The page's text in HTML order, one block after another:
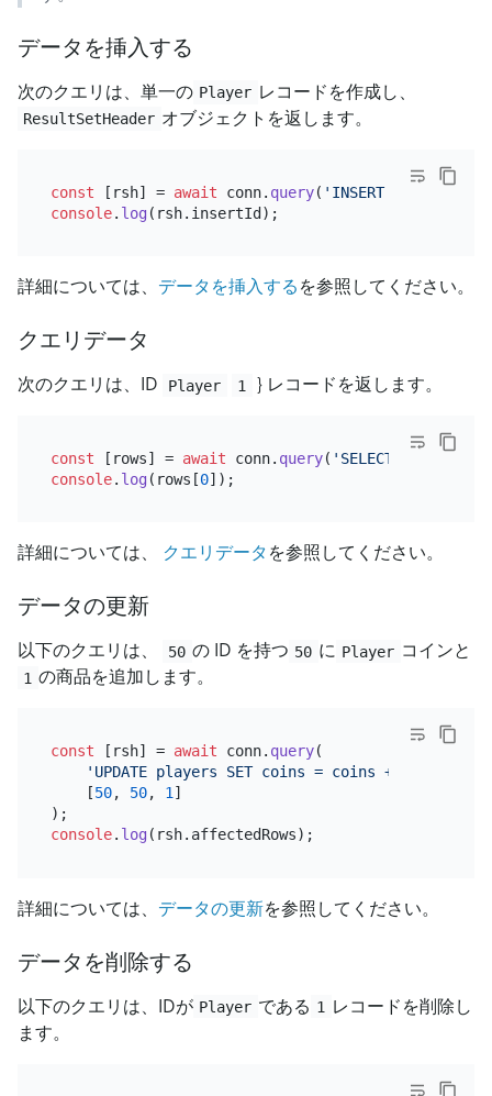
データを挿入する
次のクエリは、単一の Player レコードを作成し、
ResultSetHeader オブジェクトを返します。
const [rsh] = await conn. query( 'INSERT INTO
console. log(rsh. insertId
詳細については、 データを挿入する を参照してください。
クエリデータ
次のクエリは、ID Player 1 } レコードを返します。
const [rows] = await conn. query( 'SELECT id, coins,
console. log(rows[0
詳細については、 クエリデータ を参照してください。
データの更新
以下のクエリは、 50 の ID を持つ 50 に Player コインと
1 の商品を追加します。
const [rsh] = await conn. query(
'UPDATE players SET coins = coins + ?, goods
    [
50, 50, 1 ]
console. log(rsh. affectedRows
詳細については、 データの更新を参照してください。
データを削除する
以下のクエリは、IDが Player である 1
レコードを削除し
ます。